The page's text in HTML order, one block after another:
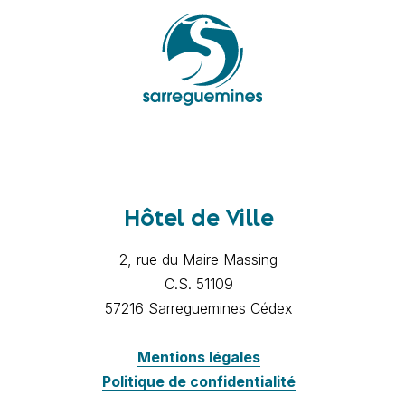
Hôtel de Ville
2, rue du Maire Massing
C.S. 51109
57216 Sarreguemines Cédex
Mentions légales
Politique de confidentialité